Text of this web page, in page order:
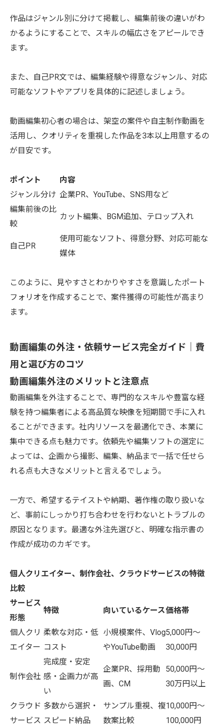
作品はジャンル別に分けて掲載し、編集前後の違いがわ
かるようにすることで、スキルの幅広さをアピールでき
ます。
また、自己PR文では、編集経験や得意なジャンル、対応
可能なソフトやアプリを具体的に記述しましょう。
動画編集初心者の場合は、架空の案件や自主制作動画を
活用し、クオリティを重視した作品を3本以上用意するの
が目安です。
ポイント
内容
ジャンル分け 企業PR、YouTube、SNS用など
編集前後の比
較
カット編集、BGM追加、テロップ入れ
自己PR
使用可能なソフト、得意分野、対応可能な
媒体
このように、見やすさとわかりやすさを意識したポート
フォリオを作成することで、案件獲得の可能性が高まり
ます。
動画編集の外注・依頼サービス完全ガイド｜費
用と選び方のコツ
動画編集外注のメリットと注意点
動画編集を外注することで、専門的なスキルや豊富な経
験を持つ編集者による高品質な映像を短期間で手に入れ
ることができます。社内リソースを最適化でき、本業に
集中できる点も魅力です。依頼先や編集ソフトの選定に
よっては、企画から撮影、編集、納品まで一括で任せら
れる点も大きなメリットと言えるでしょう。
一方で、希望するテイストや納期、著作権の取り扱いな
ど、事前にしっかり打ち合わせを行わないとトラブルの
原因となります。最適な外注先選びと、明確な指示書の
作成が成功のカギです。
個人クリエイター、制作会社、クラウドサービスの特徴
比較
サービス
形態
特徴 向いているケース価格帯
個人クリ
エイター
柔軟な対応・低
コスト
小規模案件、Vlog
やYouTube動画
5,000円～
30,000円
制作会社
完成度・安定
感・企画力が高
い
企業PR、採用動
画、CM
50,000円～
30万円以上
クラウド
サービス
多数から選択・
スピード納品
サンプル重視、複
数案比較
10,000円～
100,000円